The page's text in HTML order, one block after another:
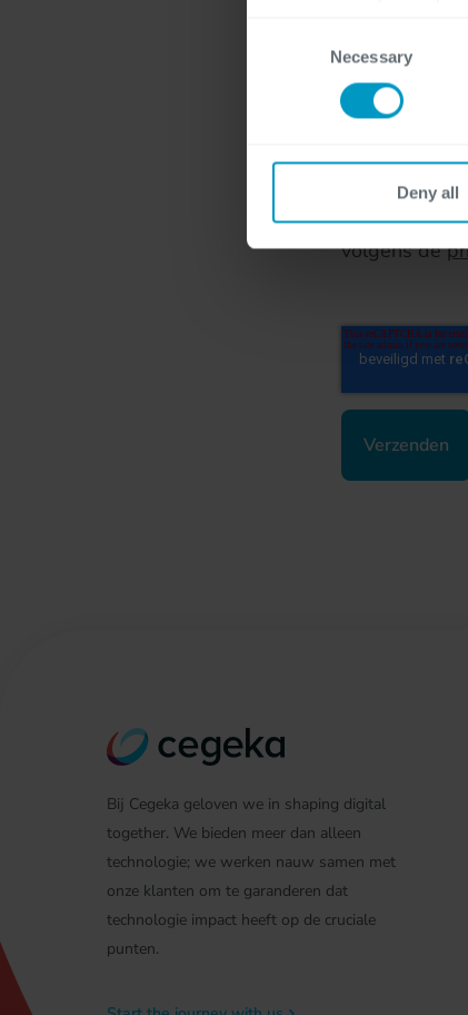
Necessary
Deny all
Velden met
Door dit
volgens de
Bij Cegeka geloven we in shaping digital
together. We bieden meer dan alleen
technologie; we werken nauw samen met
onze klanten om te garanderen dat
technologie impact heeft op de cruciale
punten.